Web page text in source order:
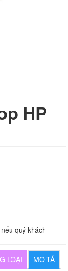
HP
quý khách
MÔ TẢ
LOẠI